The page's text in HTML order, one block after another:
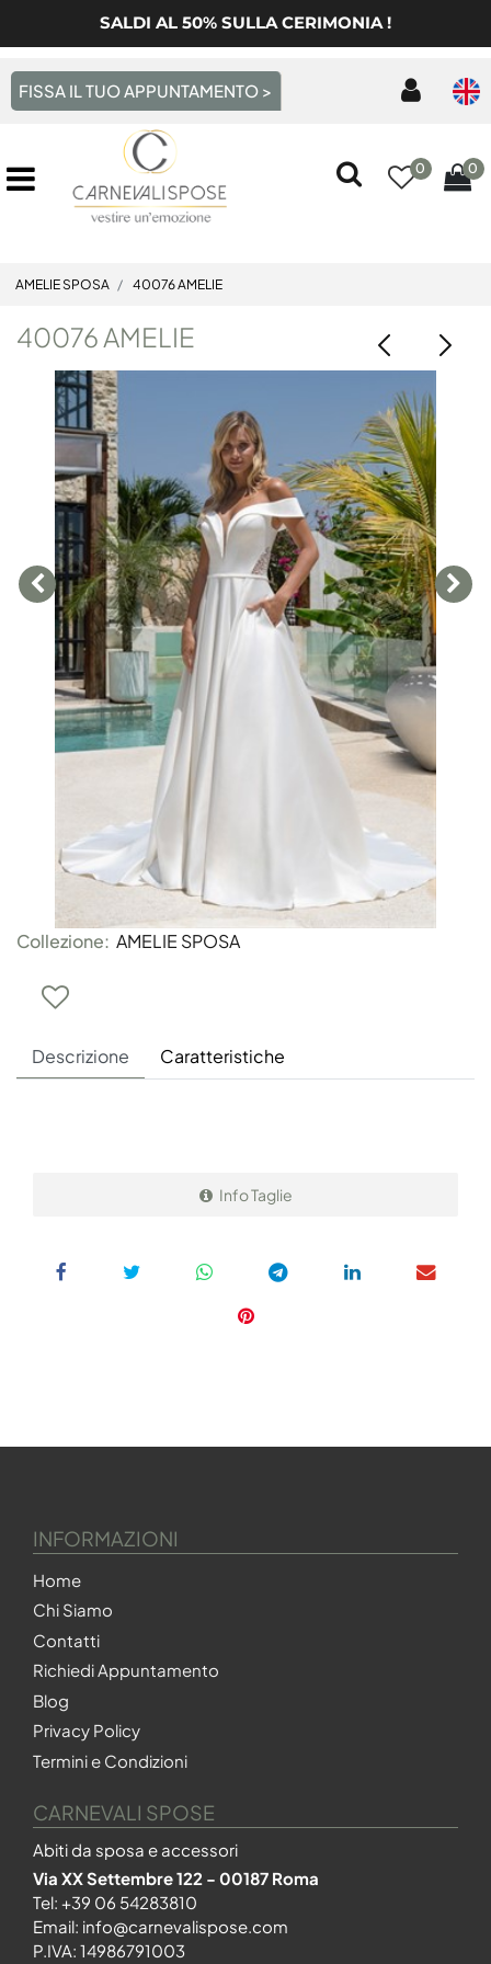
SALDI AL 50% SULLA CERIMONIA !
FISSA IL TUO APPUNTAMENTO >
Open menu 0 0
AMELIE SPOSA 40076 AMELIE
40076 AMELIE
Collezione: AMELIE SPOSA
Descrizione Caratteristiche
Info Taglie
INFORMAZIONI
Home
Chi Siamo
Contatti
Richiedi Appuntamento
Blog
Privacy Policy
Termini e Condizioni
CARNEVALI SPOSE
Abiti da sposa e accessori
Via XX Settembre 122 - 00187 Roma
Tel: +39 06 54283810
Email: info@carnevalispose.com
P.IVA: 14986791003